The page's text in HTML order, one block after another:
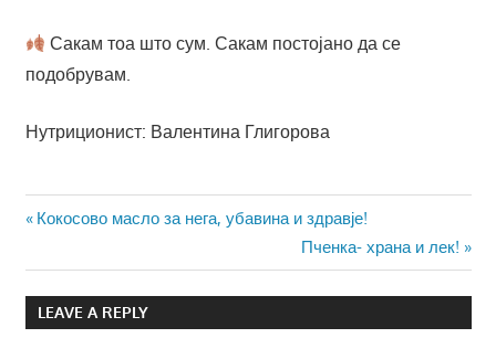
Сакам тоа што сум. Сакам постојано да се
подобрувам.
Нутриционист: Валентина Глигорова
Навигација
на
напис
Previous
Кокосово масло за нега, убавина и здравје!
Next
Post:
Пченка- храна и лек!
LEAVE A REPLY